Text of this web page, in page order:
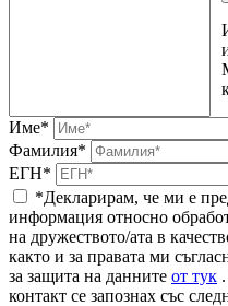
Име*
Фамилия*
ЕГН*
*Декларирам, че ми е
информация относно
на дружеството/ата в
както и за правата ми
за защита на данните от тук
контакт се запознах със